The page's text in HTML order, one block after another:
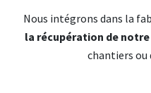
Nous intégrons dans la
la récupération de notre
chantiers ou